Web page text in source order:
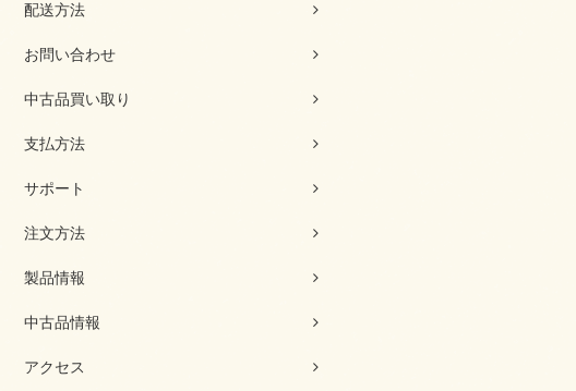
配送方法
お問い合わせ
中古品買い取り
支払方法
サポート
注文方法
製品情報
中古品情報
アクセス